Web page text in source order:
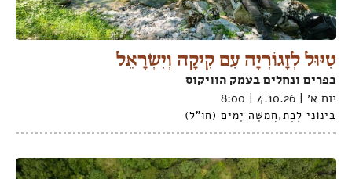
טִיּוּל לְזָגוֹרְיָה עִם קִיקָה וְיִשְׂרָאֵל
כפרים ונחלים בעמק הוויקוס
יום א׳ | 4.10.26 | 8:00
בֵּינוֹנֵי לֶכֶת,חֲמִשָּׁה יָמִים (חוּ"ל)